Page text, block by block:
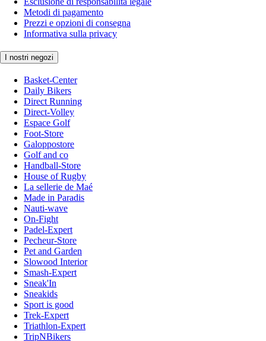
Metodi di pagamento
Prezzi e opzioni di consegna
Informativa sulla privacy
I nostri negozi
Basket-Center
Daily Bikers
Direct Running
Direct-Volley
Espace Golf
Foot-Store
Galoppostore
Golf and co
Handball-Store
House of Rugby
La sellerie de Maé
Made in Paradis
Nauti-wave
On-Fight
Padel-Expert
Pecheur-Store
Pet and Garden
Slowood Interior
Smash-Expert
Sneak'In
Sneakids
Sport is good
Trek-Expert
Triathlon-Expert
TripNBikers